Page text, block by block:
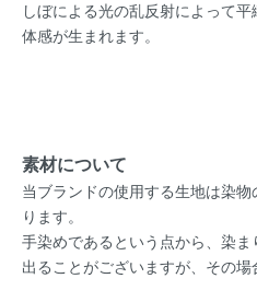
しぼによる光の乱反射によって
体感が生まれます。
素材について
当ブランドの使用する生地は染
ります。
手染めであるという点から、染
出ることがございますが、その場